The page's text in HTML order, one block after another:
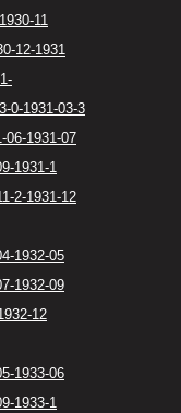
11
12-1931
0-1931-03-3
06-1931-07
1931-1
2-1931-12
1932-05
1932-09
12
1933-06
1933-1